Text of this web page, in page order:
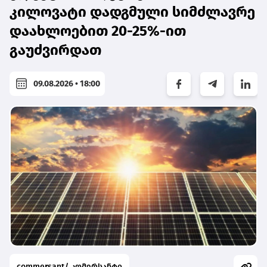
კილოვატი დადგმული სიმძლავრე
დაახლოებით 20-25%-ით
გაუძვირდათ
09.08.2026 • 18:00